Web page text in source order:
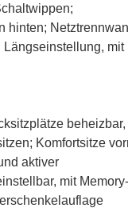
;
hinten;
Längseinstellung, mit
beheizbar,
; Komfortsitze
aktiver
mit Memory-